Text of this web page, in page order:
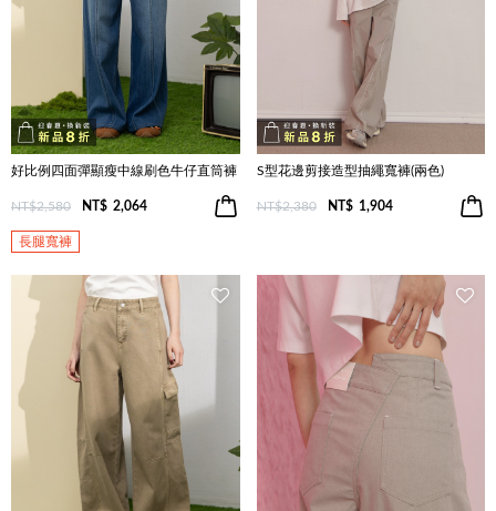
好比例四面彈顯瘦中線刷色牛仔直筒褲
NT$2,580 NT$ 2,064
長腿寬褲
S型花邊剪接造型抽繩寬褲(兩色)
NT$2,380 NT$ 1,904